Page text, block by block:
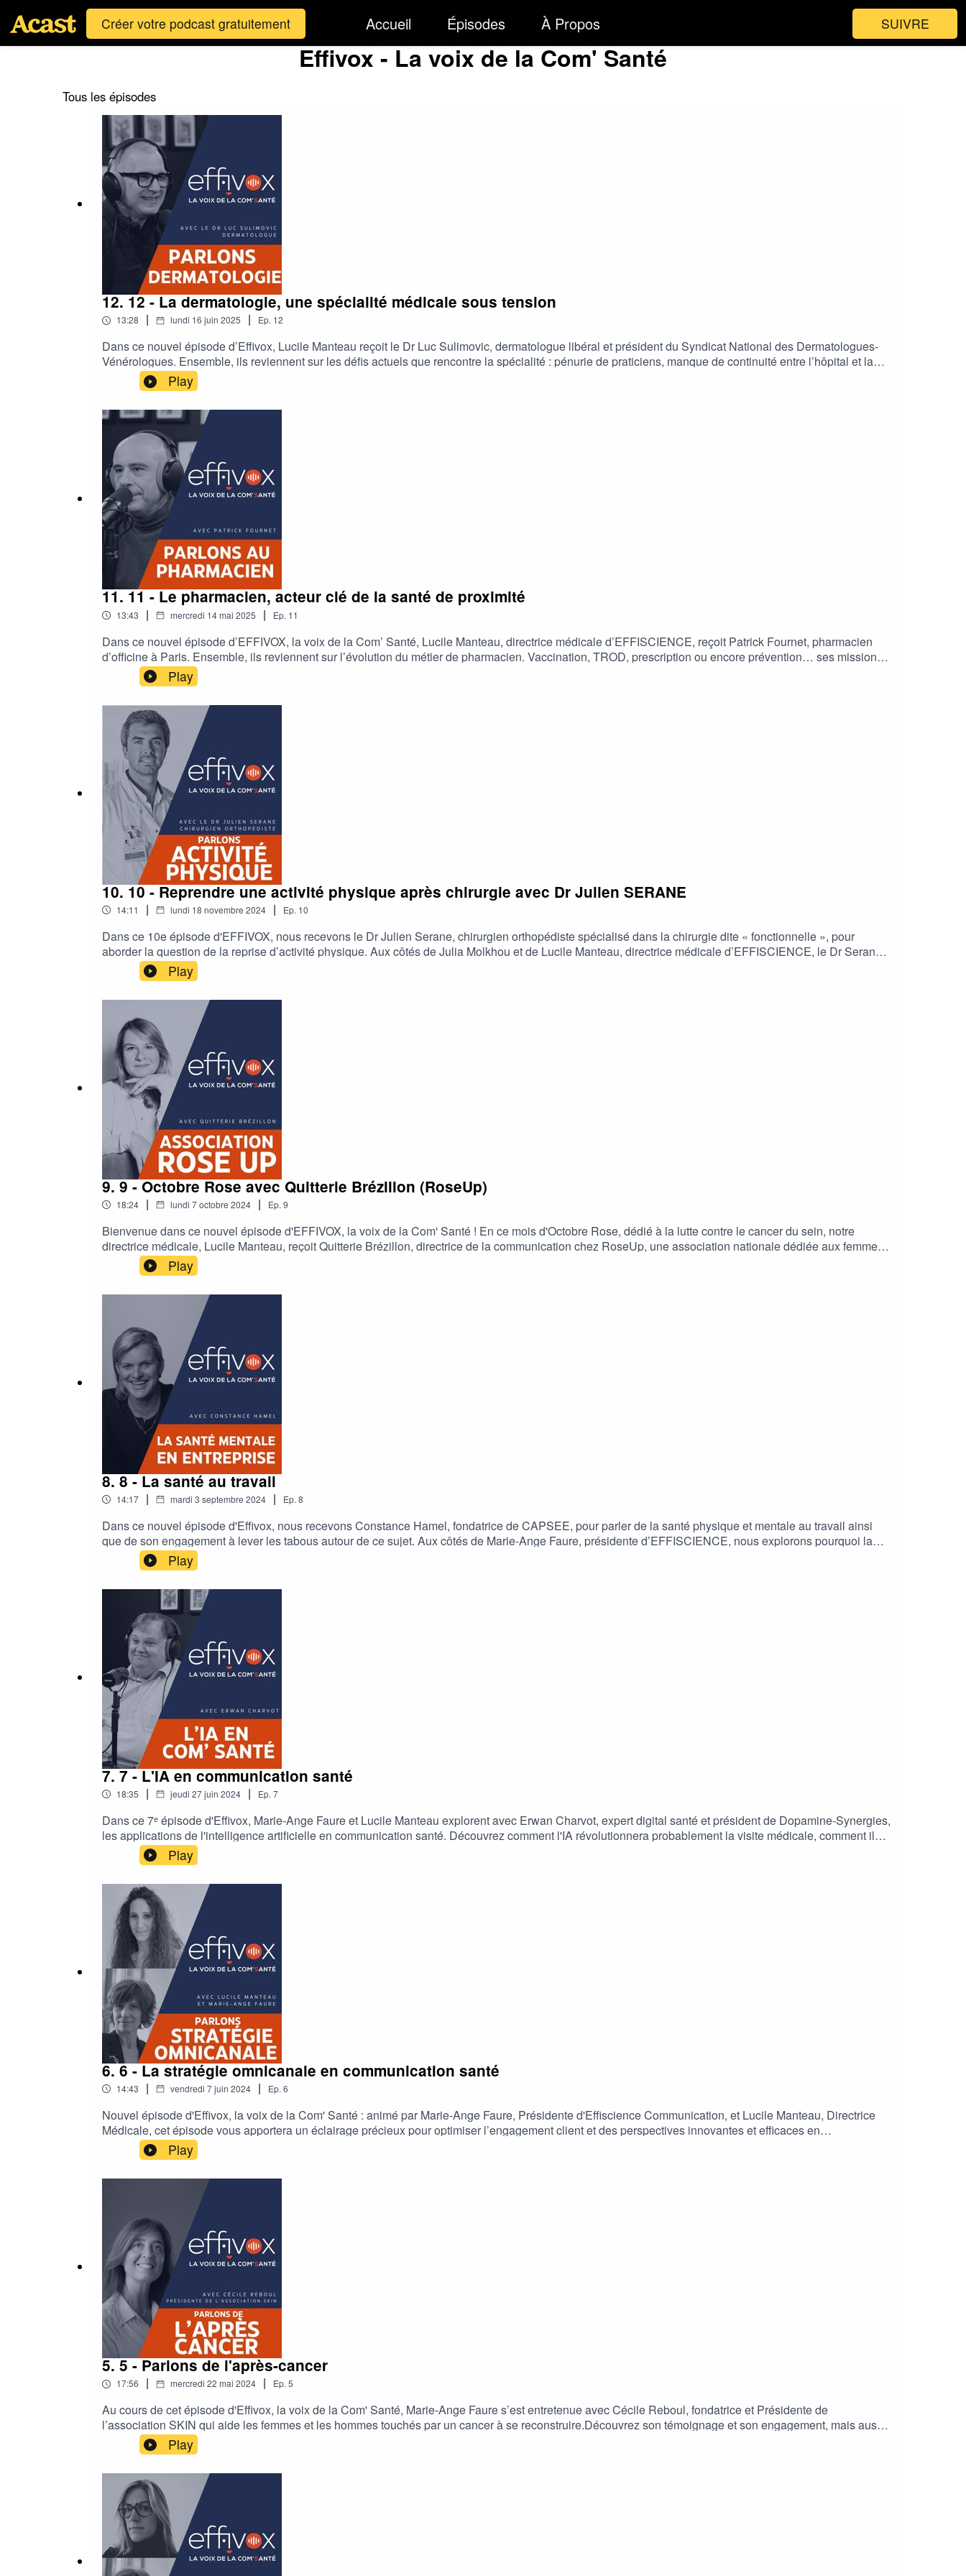
Créer votre podcast gratuitement Accueil Épisodes À Propos SUIVRE
Effivox - La voix de la Com' Santé
Tous les épisodes
12. 12 - La dermatologie, une spécialité médicale sous tension
13:28 | lundi 16 juin 2025 | Ep. 12
Dans ce nouvel épisode d’Effivox, Lucile Manteau reçoit le Dr Luc Sulimovic, dermatologue libéral et président du Syndicat National des Dermatologues-
Vénérologues. Ensemble, ils reviennent sur les défis actuels que rencontre la spécialité : pénurie de praticiens, manque de continuité entre l’hôpital et la
pratique libérale, accès aux soins difficile… mais ils abordent aussi les solutions concrètes proposées et la coordination territoriale mise en place. Un
échange sans détour pour comprendre les enjeux de la profession aujourd’hui et envisager les perspectives de demain.
Play
11. 11 - Le pharmacien, acteur clé de la santé de proximité
13:43 | mercredi 14 mai 2025 | Ep. 11
Dans ce nouvel épisode d’EFFIVOX, la voix de la Com’ Santé, Lucile Manteau, directrice médicale d’EFFISCIENCE, reçoit Patrick Fournet, pharmacien
d’officine à Paris. Ensemble, ils reviennent sur l’évolution du métier de pharmacien. Vaccination, TROD, prescription ou encore prévention… ses missions
s’élargissent, ainsi que les défis quotidiens auxquels il doit faire face. Ce témoignage concret met en lumière l’importance de mieux faire connaître cet
acteur de santé devenu incontournable.
Play
10. 10 - Reprendre une activité physique après chirurgie avec Dr Julien SERANE
14:11 | lundi 18 novembre 2024 | Ep. 10
Dans ce 10e épisode d'EFFIVOX, nous recevons le Dr Julien Serane, chirurgien orthopédiste spécialisé dans la chirurgie dite « fonctionnelle », pour
aborder la question de la reprise d’activité physique. Aux côtés de Julia Molkhou et de Lucile Manteau, directrice médicale d’EFFISCIENCE, le Dr Serane
aborde non seulement les bienfaits de la rééducation par le sport en post-opératoire, mais aussi/surtout, les défis pour tous les profils de patients à pratiquer
une activité physique, pourtant si bénéfique dans leur prise en charge globale.
Play
9. 9 - Octobre Rose avec Quitterie Brézillon (RoseUp)
18:24 | lundi 7 octobre 2024 | Ep. 9
Bienvenue dans ce nouvel épisode d'EFFIVOX, la voix de la Com' Santé ! En ce mois d'Octobre Rose, dédié à la lutte contre le cancer du sein, notre
directrice médicale, Lucile Manteau, reçoit Quitterie Brézillon, directrice de la communication chez RoseUp, une association nationale dédiée aux femmes
touchées par tout type de cancer. Ensemble, elles abordent l’importance de la prévention, de l’accompagnement et des défis que rencontrent les femmes
pendant et après la maladie et ses traitements.
Play
8. 8 - La santé au travail
14:17 | mardi 3 septembre 2024 | Ep. 8
Dans ce nouvel épisode d'Effivox, nous recevons Constance Hamel, fondatrice de CAPSEE, pour parler de la santé physique et mentale au travail ainsi
que de son engagement à lever les tabous autour de ce sujet. Aux côtés de Marie-Ange Faure, présidente d’EFFISCIENCE, nous explorons pourquoi la
santé des managers et des salariés est essentielle, autant pour la performance que pour le bien-être en entreprise. Un échange qui vous donnera
également les clés pour prendre soin de vous et favoriser un environnement propice à chacun.
Play
7. 7 - L'IA en communication santé
18:35 | jeudi 27 juin 2024 | Ep. 7
Dans ce 7ᵉ épisode d'Effivox, Marie-Ange Faure et Lucile Manteau explorent avec Erwan Charvot, expert digital santé et président de Dopamine-Synergies,
les applications de l'intelligence artificielle en communication santé. Découvrez comment l'IA révolutionnera probablement la visite médicale, comment il
peut devenir le stagiaire d’un bon brainstorming et comment cadrer ses usages pour en avoir une utilisation éclairée.
Play
6. 6 - La stratégie omnicanale en communication santé
14:43 | vendredi 7 juin 2024 | Ep. 6
Nouvel épisode d'Effivox, la voix de la Com' Santé : animé par Marie-Ange Faure, Présidente d'Effiscience Communication, et Lucile Manteau, Directrice
Médicale, cet épisode vous apportera un éclairage précieux pour optimiser l’engagement client et des perspectives innovantes et efficaces en
communication santé B2B et B2C.
Play
5. 5 - Parlons de l'après-cancer
17:56 | mercredi 22 mai 2024 | Ep. 5
Au cours de cet épisode d'Effivox, la voix de la Com' Santé, Marie-Ange Faure s’est entretenue avec Cécile Reboul, fondatrice et Présidente de
l’association SKIN qui aide les femmes et les hommes touchés par un cancer à se reconstruire.Découvrez son témoignage et son engagement, mais aussi
pourquoi il est si important, pendant et après un cancer, d’inscrire la prise en charge du patient dans une approche plus globale.
Play